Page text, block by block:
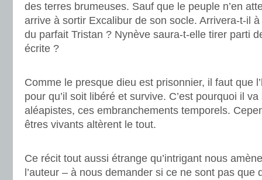
des terres brumeuses. Sauf que le peuple n’en
arrive à sortir Excalibur de son socle. Arrivera-t-il à
du parfait Tristan ? Nynève saura-t-elle tirer parti
écrite ?
Comme le presque dieu est prisonnier, il faut que
pour qu’il soit libéré et survive. C’est pourquoi il va
aléapistes, ces embranchements temporels.
êtres vivants altèrent le tout.
Ce récit tout aussi étrange qu’intrigant nous
l’auteur – à nous demander si ce ne sont pas que